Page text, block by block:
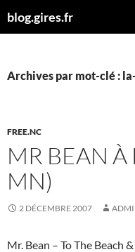
aublog.gires.fr
Archives par mot-clé :
FREE.NC
MR BEAN À
MN)
2 DÉCEMBRE 2007
Mr. Bean – To The Beach